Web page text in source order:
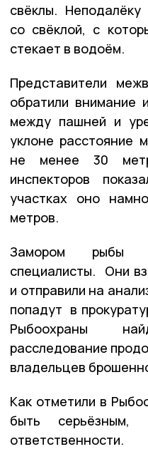
свёклы.
со свёклой, с
стекает в водоём.
Представители
обратили внимание
между пашней и
уклоне расстояние
не менее 30
инспекторов
участках оно
метров.
Замором рыбы
специалисты. Они
и отправили на
попадут в
Рыбоохраны
расследование
владельцев
Как отметили в
быть серьёзным,
ответственности.